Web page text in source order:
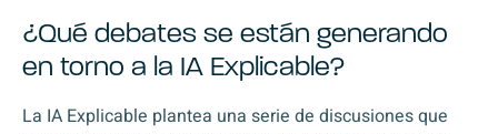
¿Qué debates se están generando
en torno a la IA Explicable?
La IA Explicable plantea una serie de discusiones que